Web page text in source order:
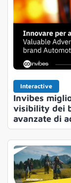
Interactive
Invibes
visibility dei
avanzate di